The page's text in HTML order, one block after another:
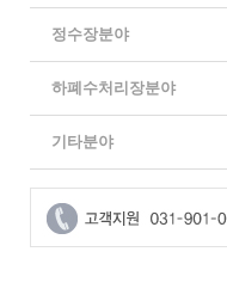
정수장분야
하폐수처리장분야
기타분야